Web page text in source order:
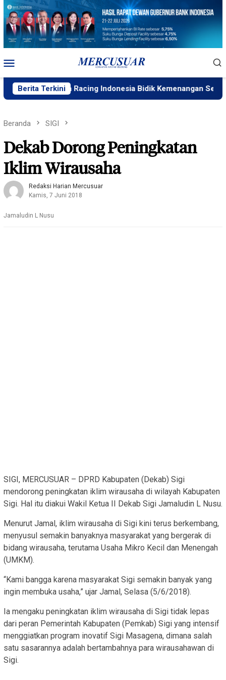
Loncat
konten
Mobile
Berita Terkini
Racing Indonesia Bidik Kemenangan Seri 4 ARRC
Beranda SIGI
Dekab Dorong Peningkatan
Iklim Wirausaha
Redaksi Harian Mercusuar
Kamis, 7 Juni 2018
Jamaludin L Nusu
SIGI, MERCUSUAR – DPRD Kabupaten (Dekab) Sigi
mendorong peningkatan iklim wirausaha di wilayah Kabupaten
Sigi. Hal itu diakui Wakil Ketua II Dekab Sigi Jamaludin L Nusu.
Menurut Jamal, iklim wirausaha di Sigi kini terus berkembang,
menyusul semakin banyaknya masyarakat yang bergerak di
bidang wirausaha, terutama Usaha Mikro Kecil dan Menengah
(UMKM).
“Kami bangga karena masyarakat Sigi semakin banyak yang
ingin membuka usaha,” ujar Jamal, Selasa (5/6/2018).
Ia mengaku peningkatan iklim wirausaha di Sigi tidak lepas
dari peran Pemerintah Kabupaten (Pemkab) Sigi yang intensif
menggiatkan program inovatif Sigi Masagena, dimana salah
satu sasarannya adalah bertambahnya para wirausahawan di
Sigi.